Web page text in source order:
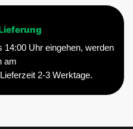
14:00 Uhr eingehen, werden
am
2-3 Werktage.